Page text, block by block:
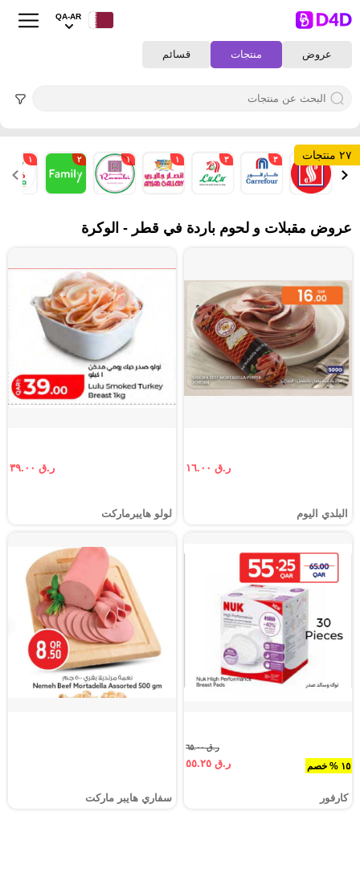
عروض منتجات قسائم
QA-AR
٢٧ منتجات ٣ ٣ ٣ ١ ١ ٢ ١
عروض مقبلات و لحوم باردة في قطر - الوكرة
ر.ق ١٦.٠٠
البلدي اليوم
ر.ق ٣٩.٠٠
لولو هايبرماركت
١٥ % خصم
ر.ق ٦٥.٠٠
ر.ق ٥٥.٢٥
كارفور سفاري هايبر ماركت